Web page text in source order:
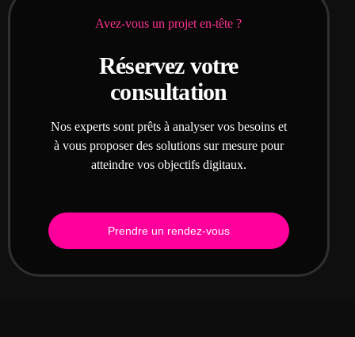
Avez-vous un projet en-tête ?
Réservez votre
consultation
Nos experts sont prêts à analyser vos besoins et
à vous proposer des solutions sur mesure pour
atteindre vos objectifs digitaux.
Prendre un rendez-vous